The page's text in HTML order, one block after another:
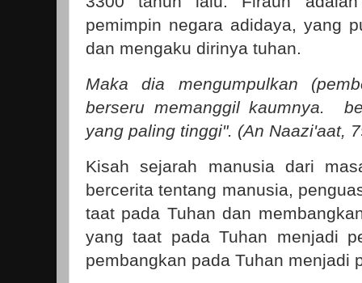
pemimpin negara adidaya, yang
dan mengaku dirinya tuhan.
Maka dia mengumpulkan
berseru memanggil kaumnya.
yang paling tinggi". (An Naazi'aat,
Kisah sejarah manusia dari
bercerita tentang manusia,
taat pada Tuhan dan
yang taat pada Tuhan menjadi
pembangkan pada Tuhan menjadi